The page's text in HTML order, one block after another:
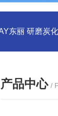
东丽 研磨炭
产品中心 /